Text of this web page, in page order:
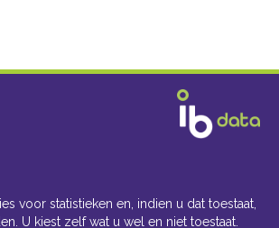
voor statistieken en, indien u dat toestaat,
U kiest zelf wat u wel en niet toestaat.